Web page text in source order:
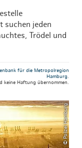
suchen jeden
Trödel und
für die Metropolregion
Hamburg.
keine Haftung übernommen.
© Polizei Hamburg